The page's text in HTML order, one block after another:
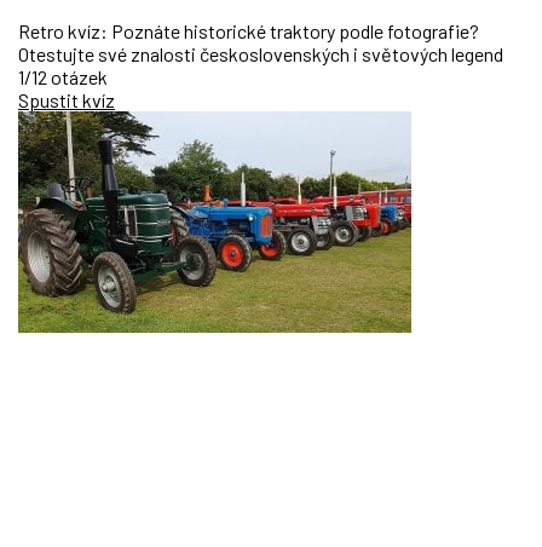
Retro kvíz: Poznáte historické traktory podle fotografie?
Otestujte své znalosti československých i světových legend
1/12 otázek
Spustit kvíz